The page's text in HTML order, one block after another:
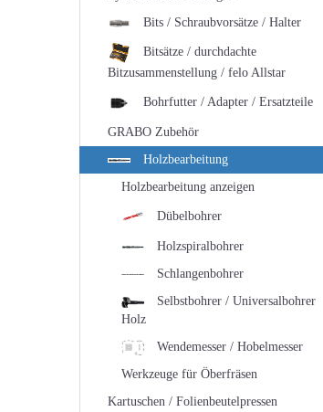
Bits / Schraubvorsätze / Halter
Bitsätze / durchdachte
Bitzusammenstellung / felo Allstar
Bohrfutter / Adapter / Ersatzteile
GRABO Zubehör
Holzbearbeitung
Holzbearbeitung anzeigen
Dübelbohrer
Holzspiralbohrer
Schlangenbohrer
Selbstbohrer / Universalbohrer
Holz
Wendemesser / Hobelmesser
Werkzeuge für Öberfräsen
Kartuschen / Folienbeutelpressen